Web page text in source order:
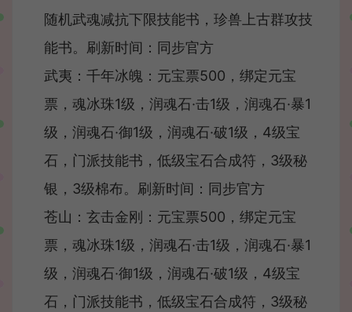
随机武魂减抗下限技能书，珍兽上古群攻技
能书。刷新时间：同步官方
武夷：千年冰魄：元宝票500，绑定元宝
票，魂冰珠1级，润魂石·击1级，润魂石·暴1
级，润魂石·御1级，润魂石·破1级，4级宝
石，门派技能书，低级宝石合成符，3级秘
银，3级棉布。刷新时间：同步官方
苍山：玄击金刚：元宝票500，绑定元宝
票，魂冰珠1级，润魂石·击1级，润魂石·暴1
级，润魂石·御1级，润魂石·破1级，4级宝
石，门派技能书，低级宝石合成符，3级秘